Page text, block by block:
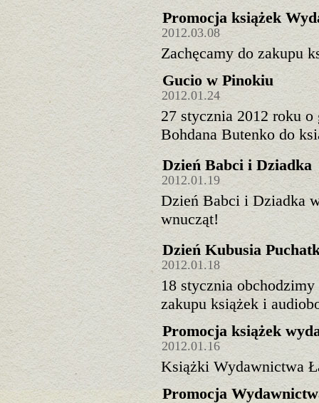
Promocja książek
2012.03.08
Zachęcamy do zakupu
Gucio w Pinokiu
2012.01.24
27 stycznia 2012 roku
Bohdana Butenko do
Dzień Babci i Dziadka
2012.01.19
Dzień Babci i Dziadka
wnucząt!
Dzień Kubusia
2012.01.18
18 stycznia
zakupu książek i
Promocja książek
2012.01.16
Książki Wydawnictwa
Promocja